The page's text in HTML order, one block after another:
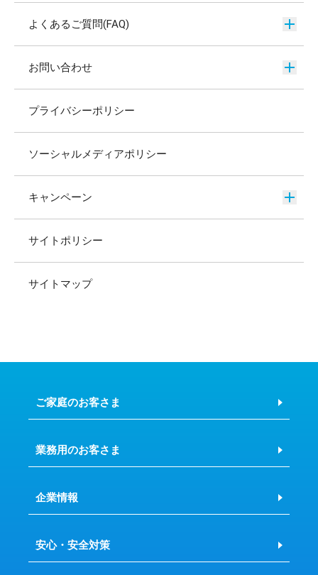
よくあるご質問(FAQ)
お問い合わせ
プライバシーポリシー
ソーシャルメディアポリシー
キャンペーン
サイトポリシー
サイトマップ
ご家庭のお客さま
業務用のお客さま
企業情報
安心・安全対策